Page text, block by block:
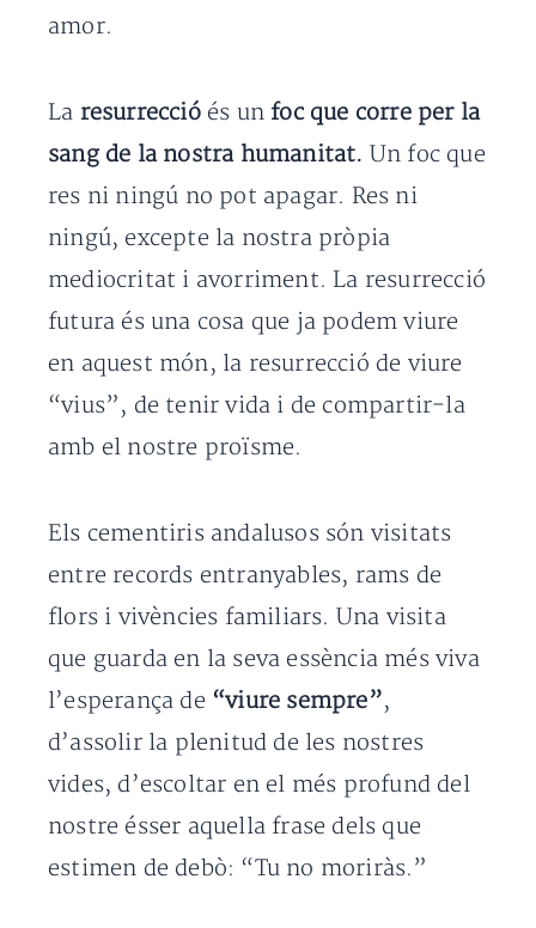
amor.
La resurrecció és unfoc que corre per la
sang de la nostra humanitat. Un foc que
res ni ningú no pot apagar. Res ni
ningú, excepte la nostra pròpia
mediocritat i avorriment. La resurrecció
futura és una cosa que ja podem viure
en aquest món, la resurrecció de viure
“vius”, de tenir vida i de compartir-la
amb el nostre proïsme.
Els cementiris andalusos són visitats
entre records entranyables, rams de
flors i vivències familiars. Una visita
que guarda en la seva essència més viva
l’esperança de “viure sempre”,
d’assolir la plenitud de les nostres
vides, d’escoltar en el més profund del
nostre ésser aquella frase dels que
estimen de debò: “Tu no moriràs.”